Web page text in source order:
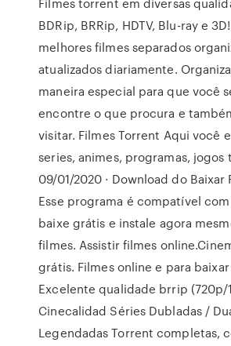
BDRip, BRRip, HDTV, Blu-ray e
melhores filmes separados
atualizados diariamente.
maneira especial para que você
encontre o que procura e
visitar. Filmes Torrent Aqui você
series, animes, programas, jogos
09/01/2020 · Download do Baixar
Esse programa é compatível
baixe grátis e instale agora
filmes. Assistir filmes
grátis. Filmes online e para baixar
Excelente qualidade brrip (720p/
Cinecalidad Séries Dubladas /
Legendadas Torrent completas,